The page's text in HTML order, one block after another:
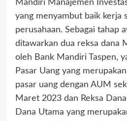
Mandiri Manajemen
yang menyambut baik kerja
perusahaan. Sebagai tahap
ditawarkan dua reksa dana
oleh Bank Mandiri Taspen,
Pasar Uang yang
pasar uang dengan AUM
Maret 2023 dan Reksa
Dana Utama yang